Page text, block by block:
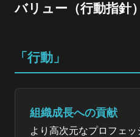
バリュー（行動指針）
「行動」
組織成長への貢献
より高次元なプロフェ